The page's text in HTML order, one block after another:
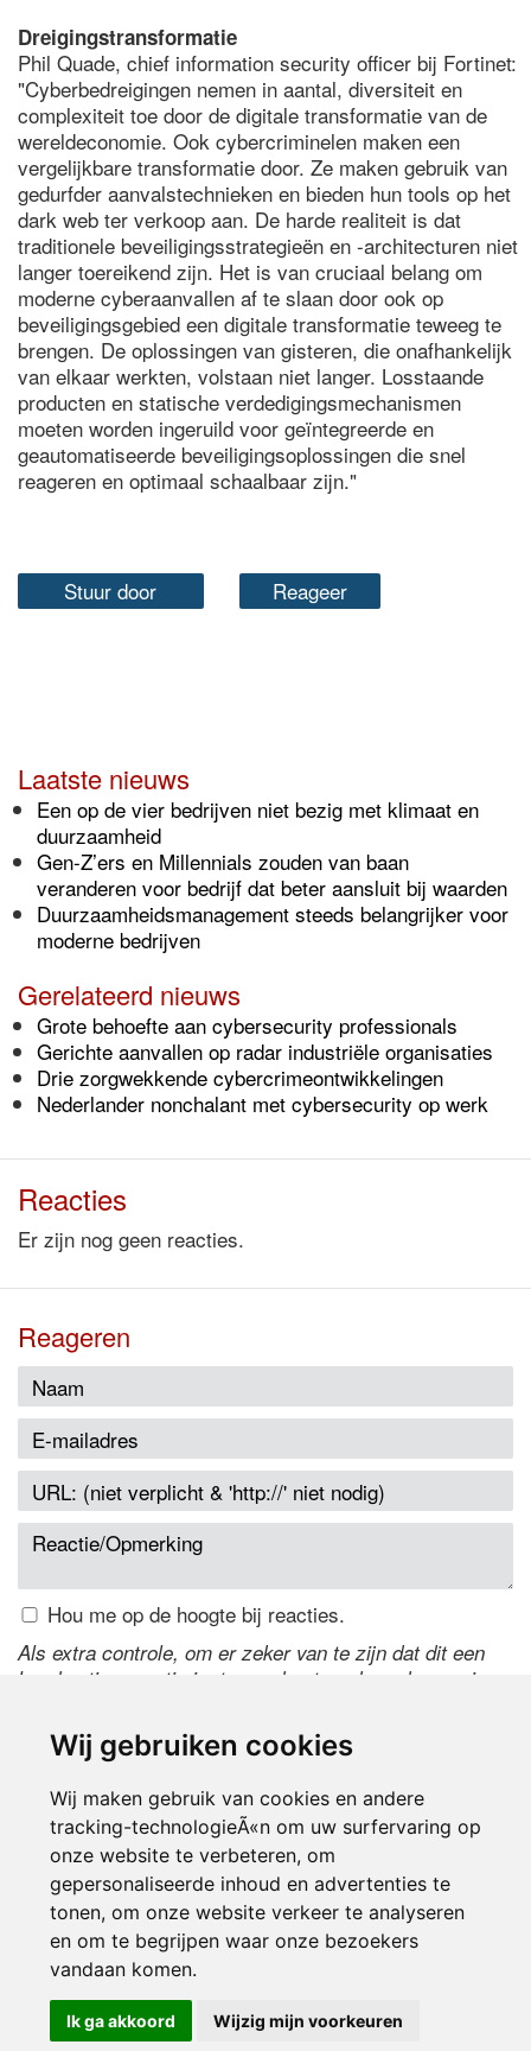
Wij gebruiken cookies
Wij maken gebruik van cookies en andere
tracking-technologieÃ«n om uw surfervaring op
onze website te verbeteren, om
gepersonaliseerde inhoud en advertenties te
tonen, om onze website verkeer te analyseren
en om te begrijpen waar onze bezoekers
vandaan komen.
Ik ga akkoord Wijzig mijn voorkeuren
Dreigingstransformatie
Phil Quade, chief information security officer bij Fortinet:
"Cyberbedreigingen nemen in aantal, diversiteit en
complexiteit toe door de digitale transformatie van de
wereldeconomie. Ook cybercriminelen maken een
vergelijkbare transformatie door. Ze maken gebruik van
gedurfder aanvalstechnieken en bieden hun tools op het
dark web ter verkoop aan. De harde realiteit is dat
traditionele beveiligingsstrategieën en -architecturen niet
langer toereikend zijn. Het is van cruciaal belang om
moderne cyberaanvallen af te slaan door ook op
beveiligingsgebied een digitale transformatie teweeg te
brengen. De oplossingen van gisteren, die onafhankelijk
van elkaar werkten, volstaan niet langer. Losstaande
producten en statische verdedigingsmechanismen
moeten worden ingeruild voor geïntegreerde en
geautomatiseerde beveiligingsoplossingen die snel
reageren en optimaal schaalbaar zijn."
Stuur door Reageer
Laatste nieuws
Een op de vier bedrijven niet bezig met klimaat en
duurzaamheid
Gen-Z’ers en Millennials zouden van baan
veranderen voor bedrijf dat beter aansluit bij waarden
Duurzaamheidsmanagement steeds belangrijker voor
moderne bedrijven
Gerelateerd nieuws
Grote behoefte aan cybersecurity professionals
Gerichte aanvallen op radar industriële organisaties
Drie zorgwekkende cybercrimeontwikkelingen
Nederlander nonchalant met cybersecurity op werk
Reacties
Er zijn nog geen reacties.
Reageren
Hou me op de hoogte bij reacties.
Als extra controle, om er zeker van te zijn dat dit een
handmatige reactie is, typ onderstaande code over in
de code te wijzigen.
© 2000-2026 UFE Media:Managersonline.nl|Brisk magazine
Partners:Autowereld.com